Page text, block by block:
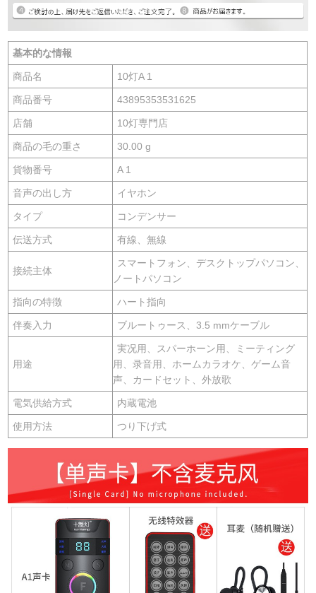
基本的な情報
商品名 10灯A 1
商品番号 43895353531625
店舗 10灯専門店
商品の毛の重さ 30.00 g
貨物番号 A 1
音声の出し方 イヤホン
タイプ コンデンサー
伝送方式 有線、無線
接続主体
スマートフォン、デスクトップパソコン、
ノートパソコン
指向の特徴 ハート指向
伴奏入力 ブルートゥース、3.5 mmケーブル
用途
実况用、スパーホーン用、ミーティング
用、录音用、ホームカラオケ、ゲーム音
声、カードセット、外放歌
電気供給方式 内蔵電池
使用方法 つり下げ式